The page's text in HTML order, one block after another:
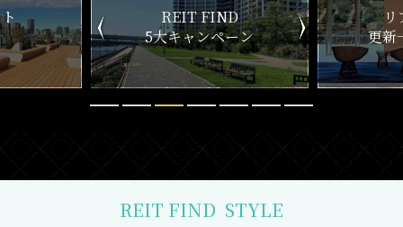
ン
リアルタイム
更新一覧チェック
新
REIT FIND STYLE